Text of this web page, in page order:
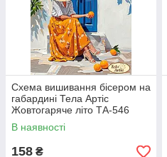
Схема вишивання бісером на
габардині Тела Артіс
Жовтогаряче літо ТА-546
В наявності
158 ₴